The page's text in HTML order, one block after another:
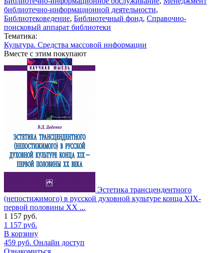
библиотечно-информационной деятельности,
Библиотековедение, Библиотечный фонд, Справочно-
поисковый аппарат библиотеки
Тематика:
Культура. Средства массовой информации
Вместе с этим покупают
Эстетика трансцендентного
(непостижимого) в русской духовной культуре конца XIX-
первой половины XX ...
1 157 руб.
1 157 руб.
В корзину
459 руб. Онлайн доступ
Ознакомиться